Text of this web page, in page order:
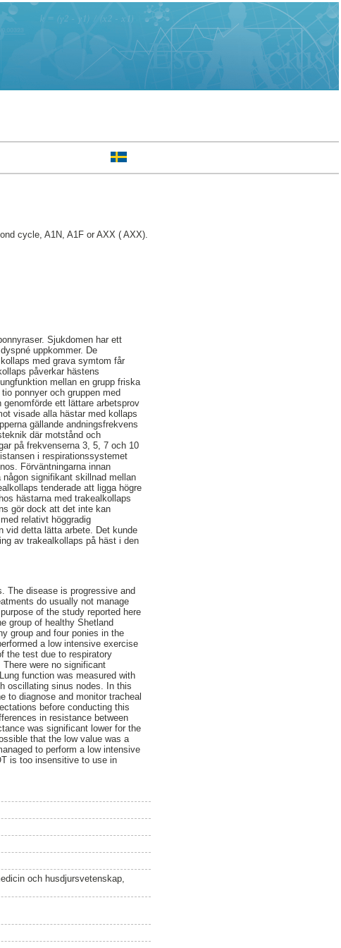
cycle, A1N, A1F or AXX ( AXX).
Sjukdomen har ett
uppkommer. De
med grava symtom får
påverkar hästens
mellan en grupp friska
ponnyer och gruppen med
ett lättare arbetsprov
visade alla hästar med kollaps
gällande andningsfrekvens
där motstånd och
på frekvenserna 3, 5, 7 och 10
i respirationssystemet
Förväntningarna innan
signifikant skillnad mellan
tenderade att ligga högre
hästarna med trakealkollaps
gör dock att det inte kan
relativt höggradig
vid detta lätta arbete. Det kunde
av trakealkollaps på häst i den
The disease is progressive and
do usually not manage
of the study reported here
group of healthy Shetland
group and four ponies in the
a low intensive exercise
the test due to respiratory
were no significant
function was measured with
oscillating sinus nodes. In this
to diagnose and monitor tracheal
before conducting this
in resistance between
was significant lower for the
that the low value was a
to perform a low intensive
is too insensitive to use in
och husdjursvetenskap,